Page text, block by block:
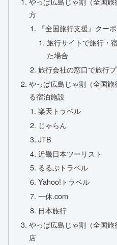
方
『全国旅行支援』クー
旅行サイトで旅行・
た場合
旅行会社の窓口で旅行
やっぱ広島じゃ割（全国旅
る宿泊施設
楽天トラベル
じゃらん
JTB
近畿日本ツーリスト
るるぶトラベル
Yahoo!トラベル
一休.com
日本旅行
やっぱ広島じゃ割（全国
店